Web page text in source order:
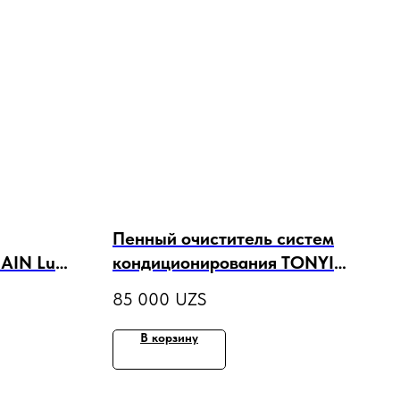
Lube
Пенный очиститель систем
кондиционирования TONYIN
85 000 UZS
В корзину